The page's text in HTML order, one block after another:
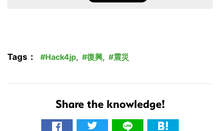
Tags： Hack4jp, 復興, 震災
Share the knowledge!